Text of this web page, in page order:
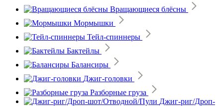
Вращающиеся блёсны
Мормышки
Тейл-спиннеры
Бактейлы
Балансиры
Джиг-головки
Разборные груза
Джиг-риг/Дроп-